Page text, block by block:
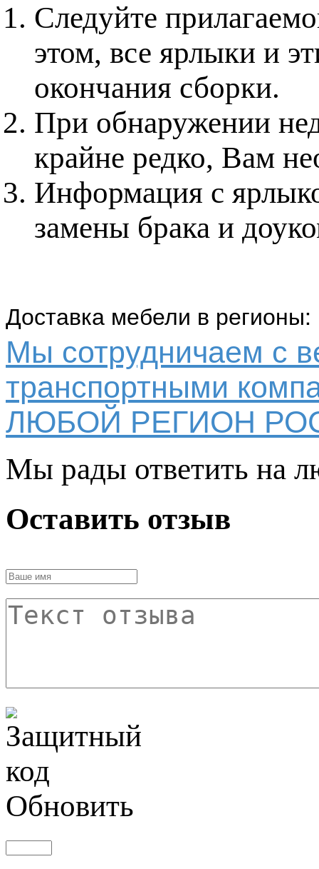
Следуйте
этом, все ярлыки и
окончания сборки.
При обнаружении
крайне редко, Вам
Информация с
замены брака и
Доставка мебели в регионы:
Мы сотрудничаем с
транспортными
ЛЮБОЙ РЕГИОН
Мы рады ответить на
Оставить отзыв
Обновить